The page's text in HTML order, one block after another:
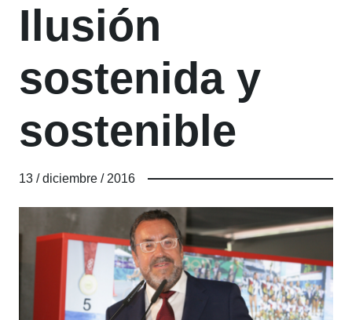
Ilusión
sostenida y
sostenible
13 / diciembre / 2016